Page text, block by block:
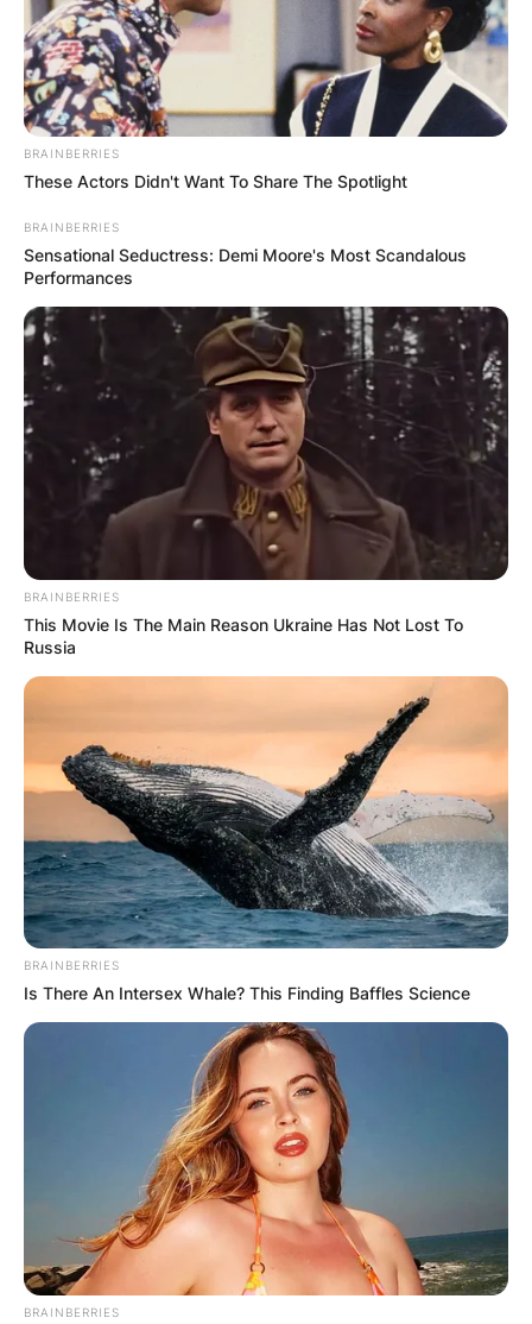
BRAINBERRIES
These Actors Didn't Want To Share The Spotlight
BRAINBERRIES
Sensational Seductress: Demi Moore's Most Scandalous
Performances
BRAINBERRIES
This Movie Is The Main Reason Ukraine Has Not Lost To
Russia
BRAINBERRIES
Is There An Intersex Whale? This Finding Baffles Science
BRAINBERRIES